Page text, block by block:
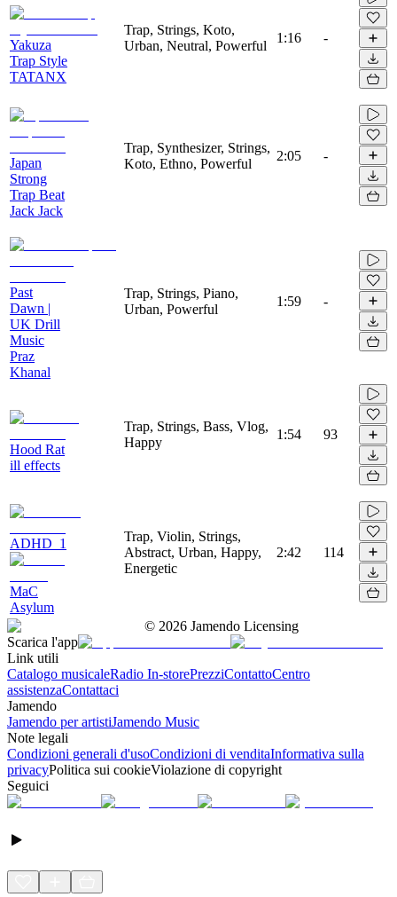
Yakuza
Trap Style
TATANX
Trap, Strings, Koto,
Urban, Neutral, Powerful
1:16 -
Japan
Strong
Trap Beat
Jack Jack
Trap, Synthesizer, Strings,
Koto, Ethno, Powerful
2:05 -
Past
Dawn |
UK Drill
Music
Praz
Khanal
Trap, Strings, Piano,
Urban, Powerful
1:59 -
Hood Rat
ill effects
Trap, Strings, Bass, Vlog,
Happy
1:54 93
ADHD_1
MaC
Asylum
Trap, Violin, Strings,
Abstract, Urban, Happy,
Energetic
2:42 114
© 2026 Jamendo Licensing
Scarica l'app
Link utili
Catalogo musicaleRadio In-storePrezziContattoCentro
assistenzaContattaci
Jamendo
Jamendo per artistiJamendo Music
Note legali
Condizioni generali d'usoCondizioni di venditaInformativa sulla
privacyPolitica sui cookieViolazione di copyright
Seguici